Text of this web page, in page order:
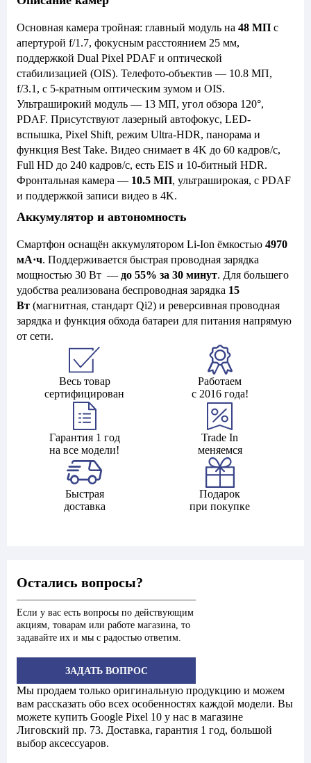
Основная камера тройная: главный модуль на 48 МП с
апертурой f/1.7, фокусным расстоянием 25 мм,
поддержкой Dual Pixel PDAF и оптической
стабилизацией (OIS). Телефото-объектив — 10.8 МП,
f/3.1, с 5-кратным оптическим зумом и OIS.
Ультраширокий модуль — 13 МП, угол обзора 120°,
PDAF. Присутствуют лазерный автофокус, LED-
вспышка, Pixel Shift, режим Ultra-HDR, панорама и
функция Best Take. Видео снимает в 4K до 60 кадров/с,
Full HD до 240 кадров/с, есть EIS и 10-битный HDR.
Фронтальная камера — 10.5 МП, ультраширокая, с PDAF
и поддержкой записи видео в 4K.
Аккумулятор и автономность
Смартфон оснащён аккумулятором Li-Ion ёмкостью 4970
мА·ч. Поддерживается быстрая проводная зарядка
мощностью 30 Вт — до 55% за 30 минут. Для большего
удобства реализована беспроводная зарядка 15
Вт (магнитная, стандарт Qi2) и реверсивная проводная
зарядка и функция обхода батареи для питания напрямую
от сети.
Весь товар
сертифицирован
Работаем
с 2016 года!
Гарантия 1 год
на все модели!
Trade In
меняемся
Быстрая
доставка
Подарок
при покупке
Остались вопросы?
Если у вас есть вопросы по действующим
акциям, товарам или работе магазина, то
задавайте их и мы с радостью ответим.
ЗАДАТЬ ВОПРОС
Мы продаем только оригинальную продукцию и можем
вам рассказать обо всех особенностях каждой модели. Вы
можете купить Google Pixel 10 у нас в магазине
Лиговский пр. 73. Доставка, гарантия 1 год, большой
выбор аксессуаров.